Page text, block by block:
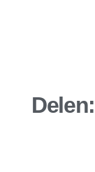
Delen: